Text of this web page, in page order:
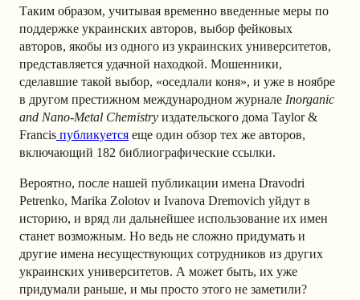
Таким образом, учитывая временно введенные меры по
поддержке украинских авторов, выбор фейковых
авторов, якобы из одного из украинских университетов,
представляется удачной находкой. Мошенники,
сделавшие такой выбор, «оседлали коня», и уже в ноябре
в другом престижном международном журнале Inorganic
and Nano-Metal Chemistry издательского дома Taylor &
Francis публикуется еще один обзор тех же авторов,
включающий 182 библиографические ссылки.
Вероятно, после нашей публикации имена Dravodri
Petrenko, Marika Zolotov и Ivanova Dremovich уйдут в
историю, и вряд ли дальнейшее использование их имен
станет возможным. Но ведь не сложно придумать и
другие имена несуществующих сотрудников из других
украинских университетов. А может быть, их уже
придумали раньше, и мы просто этого не заметили?